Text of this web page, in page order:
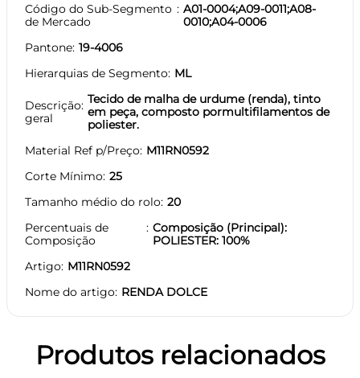
Código do Sub-Segmento
de Mercado
A01-0004;A09-0011;A08-
0010;A04-0006
Pantone 19-4006
Hierarquias de Segmento ML
Descrição
geral
Tecido de malha de urdume (renda), tinto
em peça, composto pormultifilamentos de
poliester.
Material Ref p/Preço M11RN0592
Corte Mínimo 25
Tamanho médio do rolo 20
Percentuais de
Composição
Composição (Principal):
POLIESTER: 100%
Artigo M11RN0592
Nome do artigo RENDA DOLCE
Produtos relacionados